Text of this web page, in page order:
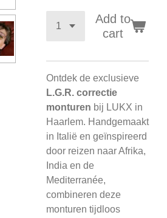
Add to
cart
Ontdek de exclusieve
L.G.R. correctie
monturen bij LUKX in
Haarlem. Handgemaakt
in Italië en geïnspireerd
door reizen naar Afrika,
India en de
Mediterranée,
combineren deze
monturen tijdloos